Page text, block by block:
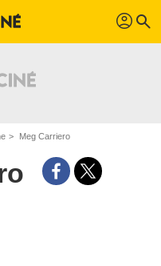
profil search
Meg Carriero